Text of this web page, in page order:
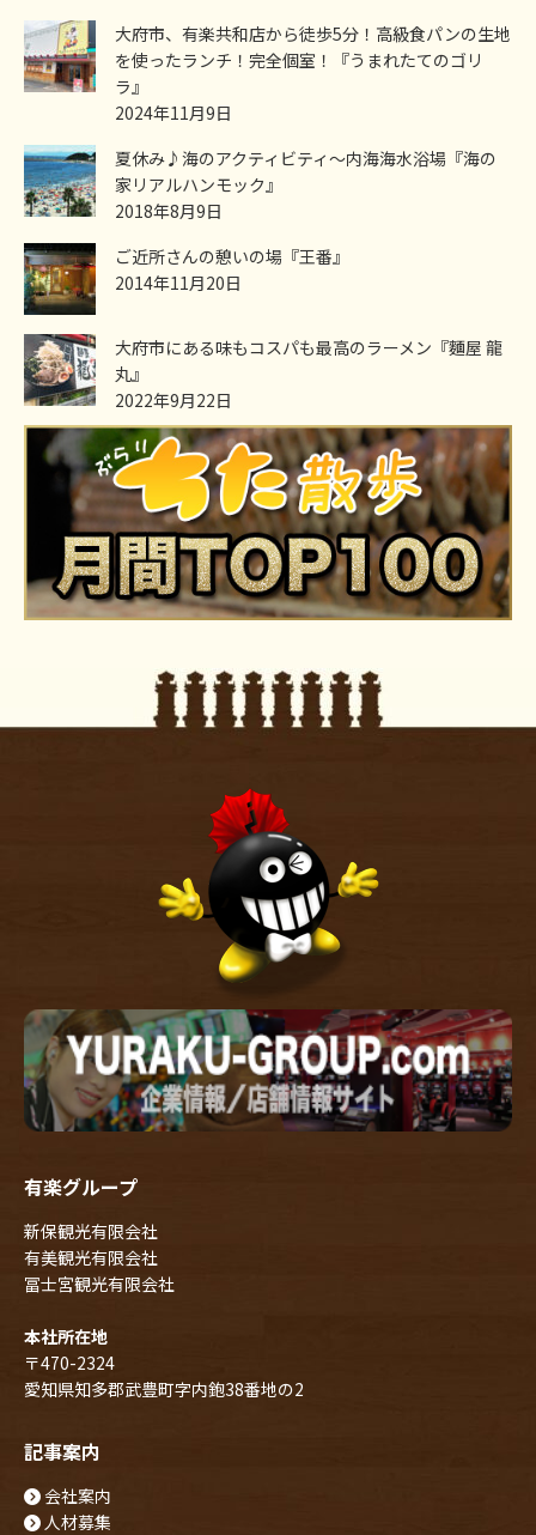
大府市、有楽共和店から徒歩5分！高級食パンの生地
を使ったランチ！完全個室！『うまれたてのゴリ
ラ』
2024年11月9日
夏休み♪海のアクティビティ～内海海水浴場『海の
家リアルハンモック』
2018年8月9日
ご近所さんの憩いの場『王番』
2014年11月20日
大府市にある味もコスパも最高のラーメン『麵屋 龍
丸』
2022年9月22日
有楽グループ
新保観光有限会社
有美観光有限会社
冨士宮観光有限会社
本社所在地
〒470-2324
愛知県知多郡武豊町字内鉋38番地の2
記事案内
会社案内
人材募集